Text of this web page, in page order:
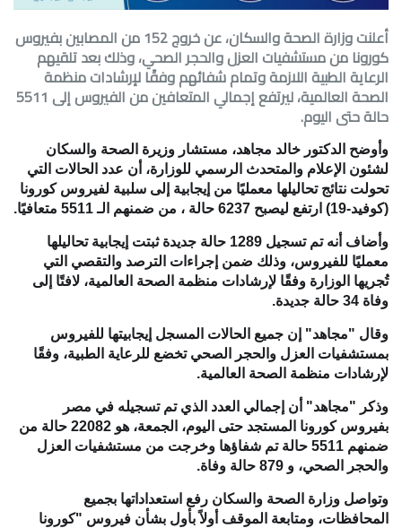
أعلنت وزارة الصحة والسكان، عن خروج 152 من المصابين بفيروس
كورونا من مستشفيات العزل والحجر الصحي، وذلك بعد تلقيهم
الرعاية الطبية اللازمة وتمام شفائهم وفقًا لإرشادات منظمة
الصحة العالمية، ليرتفع إجمالي المتعافين من الفيروس إلى 5511
حالة حتى اليوم.
وأوضح الدكتور خالد مجاهد، مستشار وزيرة الصحة والسكان
لشئون الإعلام والمتحدث الرسمي للوزارة، أن عدد الحالات التي
تحولت نتائج تحاليلها معمليًا من إيجابية إلى سلبية لفيروس كورونا
(كوفيد-19) ارتفع ليصبح 6237 حالة ، من ضمنهم الـ 5511 متعافيًا.
وأضاف أنه تم تسجيل 1289 حالة جديدة ثبتت إيجابية تحاليلها
معمليًا للفيروس، وذلك ضمن إجراءات الترصد والتقصي التي
تُجريها الوزارة وفقًا لإرشادات منظمة الصحة العالمية، لافتًا إلى
وفاة 34 حالة جديدة.
وقال "مجاهد" إن جميع الحالات المسجل إيجابيتها للفيروس
بمستشفيات العزل والحجر الصحي تخضع للرعاية الطبية، وفقًا
لإرشادات منظمة الصحة العالمية.
وذكر "مجاهد" أن إجمالي العدد الذي تم تسجيله في مصر
بفيروس كورونا المستجد حتى اليوم، الجمعة، هو 22082 حالة من
ضمنهم 5511 حالة تم شفاؤها وخرجت من مستشفيات العزل
والحجر الصحي، و 879 حالة وفاة.
وتواصل وزارة الصحة والسكان رفع استعداداتها بجميع
المحافظات، ومتابعة الموقف أولاً بأول بشأن فيروس "كورونا